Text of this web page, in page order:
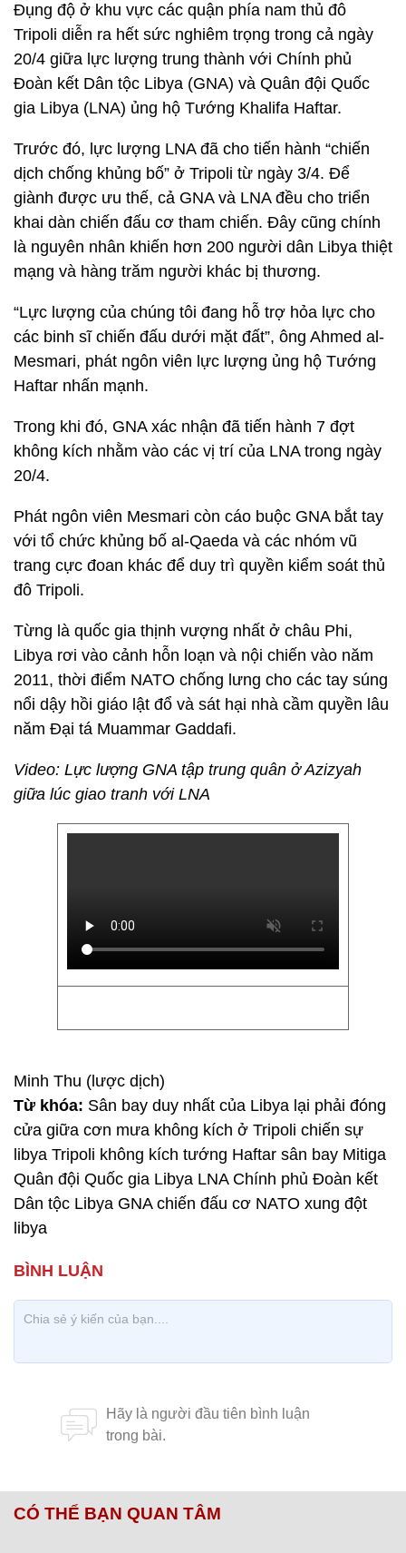
Đụng độ ở khu vực các quận phía nam thủ đô
Tripoli diễn ra hết sức nghiêm trọng trong cả ngày
20/4 giữa lực lượng trung thành với Chính phủ
Đoàn kết Dân tộc Libya (GNA) và Quân đội Quốc
gia Libya (LNA) ủng hộ Tướng Khalifa Haftar.
Trước đó, lực lượng LNA đã cho tiến hành “chiến
dịch chống khủng bố” ở Tripoli từ ngày 3/4. Để
giành được ưu thế, cả GNA và LNA đều cho triển
khai dàn chiến đấu cơ tham chiến. Đây cũng chính
là nguyên nhân khiến hơn 200 người dân Libya thiệt
mạng và hàng trăm người khác bị thương.
“Lực lượng của chúng tôi đang hỗ trợ hỏa lực cho
các binh sĩ chiến đấu dưới mặt đất”, ông Ahmed al-
Mesmari, phát ngôn viên lực lượng ủng hộ Tướng
Haftar nhấn mạnh.
Trong khi đó, GNA xác nhận đã tiến hành 7 đợt
không kích nhằm vào các vị trí của LNA trong ngày
20/4.
Phát ngôn viên Mesmari còn cáo buộc GNA bắt tay
với tổ chức khủng bố al-Qaeda và các nhóm vũ
trang cực đoan khác để duy trì quyền kiểm soát thủ
đô Tripoli.
Từng là quốc gia thịnh vượng nhất ở châu Phi,
Libya rơi vào cảnh hỗn loạn và nội chiến vào năm
2011, thời điểm NATO chống lưng cho các tay súng
nổi dậy hồi giáo lật đổ và sát hại nhà cầm quyền lâu
năm Đại tá Muammar Gaddafi.
Video: Lực lượng GNA tập trung quân ở Azizyah
giữa lúc giao tranh với LNA
Minh Thu (lược dịch)
Từ khóa: Sân bay duy nhất của Libya lại phải đóng
cửa giữa cơn mưa không kích ở Tripoli chiến sự
libya Tripoli không kích tướng Haftar sân bay Mitiga
Quân đội Quốc gia Libya LNA Chính phủ Đoàn kết
Dân tộc Libya GNA chiến đấu cơ NATO xung đột
libya
CÓ THỂ BẠN QUAN TÂM